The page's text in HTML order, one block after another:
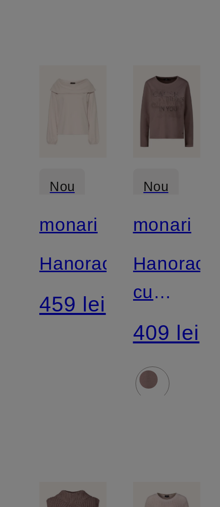
Nou
monari
Hanorac
459 lei
Nou
monari
Hanorac
cu
pietre
409 lei